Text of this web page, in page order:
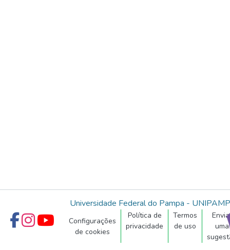
Universidade Federal do Pampa -
Configurações
de cookies
Política de
privacidade
Termos
de uso
uma